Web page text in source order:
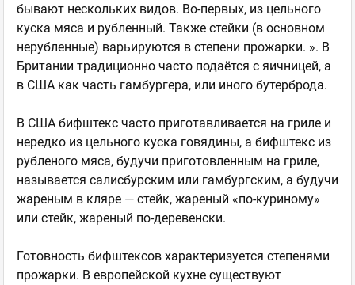
бывают нескольких видов. Во-первых, из цельного
куска мяса и рубленный. Также стейки (в основном
нерубленные) варьируются в степени прожарки. ». В
Британии традиционно часто подаётся с яичницей, а
в США как часть гамбургера, или иного бутерброда.
В США бифштекс часто приготавливается на гриле и
нередко из цельного куска говядины, а бифштекс из
рубленого мяса, будучи приготовленным на гриле,
называется салисбурским или гамбургским, а будучи
жареным в кляре — стейк, жареный «по-куриному»
или стейк, жареный по-деревенски.
Готовность бифштексов характеризуется степенями
прожарки. В европейской кухне существуют